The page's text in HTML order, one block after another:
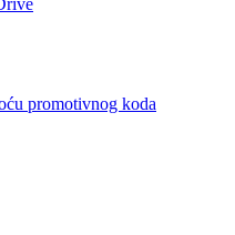
promotivnog koda